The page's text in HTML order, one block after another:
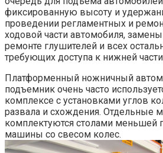
фиксированную высоту и
проведении регламентных и
ходовой части автомобиля,
ремонте глушителей и всех
требующих доступа к нижней
Платформенный ножничный
подъемник очень часто
комплексе с установками углов
развала и схождения. Отдельные
комплектуются столами меньшей
машины со свесом колес.